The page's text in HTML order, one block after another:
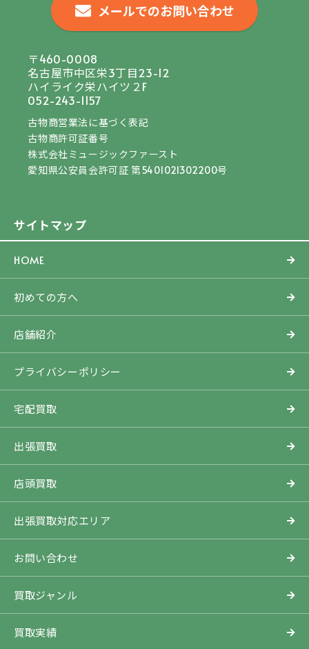
サイトマップ
HOME
初めての方へ
店舗紹介
プライバシーポリシー
宅配買取
出張買取
店頭買取
出張買取対応エリア
お問い合わせ
買取ジャンル
買取実績
メールでのお問い合わせ
〒460-0008
名古屋市中区栄3丁目23-12
ハイライク栄ハイツ２F
052-243-1157
古物商営業法に基づく表記
古物商許可証番号
株式会社ミュージックファースト
愛知県公安員会許可証 第5401021302200号